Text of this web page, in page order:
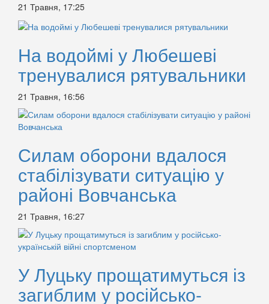
21 Травня, 17:25
На водоймі у Любешеві
тренувалися рятувальники
21 Травня, 16:56
Силам оборони вдалося
стабілізувати ситуацію у
районі Вовчанська
21 Травня, 16:27
У Луцьку прощатимуться із
загиблим у російсько-